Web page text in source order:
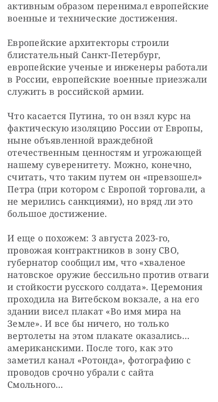
активным образом перенимал европейские
военные и технические достижения.
Европейские архитекторы строили
блистательный Санкт-Петербург,
европейские ученые и инженеры работали
в России, европейские военные приезжали
служить в российской армии.
Что касается Путина, то он взял курс на
фактическую изоляцию России от Европы,
ныне объявленной враждебной
отечественным ценностям и угрожающей
нашему суверенитету. Можно, конечно,
считать, что таким путем он «превзошел»
Петра (при котором с Европой торговали, а
не мерились санкциями), но вряд ли это
большое достижение.
И еще о похожем: 3 августа 2023-го,
провожая контрактников в зону СВО,
губернатор сообщил им, что «хваленое
натовское оружие бессильно против отваги
и стойкости русского солдата». Церемония
проходила на Витебском вокзале, а на его
здании висел плакат «Во имя мира на
Земле». И все бы ничего, но только
вертолеты на этом плакате оказались…
американскими. После того, как это
заметил канал «Ротонда», фотографию с
проводов срочно убрали с сайта
Смольного…